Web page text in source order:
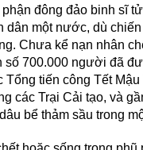
đông đảo binh sĩ
một nước, dù
Chưa kể nạn nhân
số 700.000 người đã
Tổng tiến công Tết
các Trại Cải tạo, và
bể thảm sầu trong